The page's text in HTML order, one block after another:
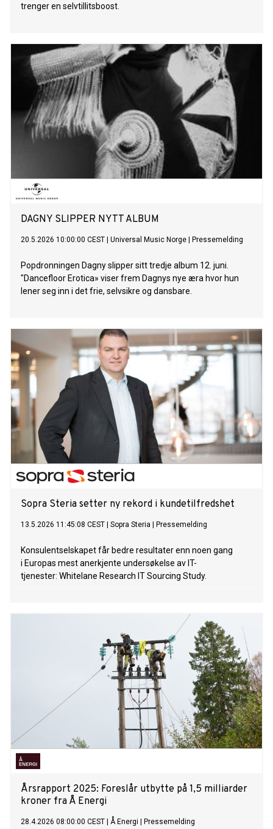
trenger en selvtillitsboost.
DAGNY SLIPPER NYTT ALBUM
20.5.2026 10:00:00 CEST Universal Music Norge Pressemelding
Popdronningen Dagny slipper sitt tredje album 12. juni.
"Dancefloor Erotica» viser frem Dagnys nye æra hvor hun
lener seg inn i det frie, selvsikre og dansbare.
Sopra Steria setter ny rekord i kundetilfredshet
13.5.2026 11:45:08 CEST Sopra Steria Pressemelding
Konsulentselskapet får bedre resultater enn noen gang
i Europas mest anerkjente undersøkelse av IT-
tjenester: Whitelane Research IT Sourcing Study.
Årsrapport 2025: Foreslår utbytte på 1,5 milliarder
kroner fra Å Energi
28.4.2026 08:00:00 CEST Å Energi Pressemelding